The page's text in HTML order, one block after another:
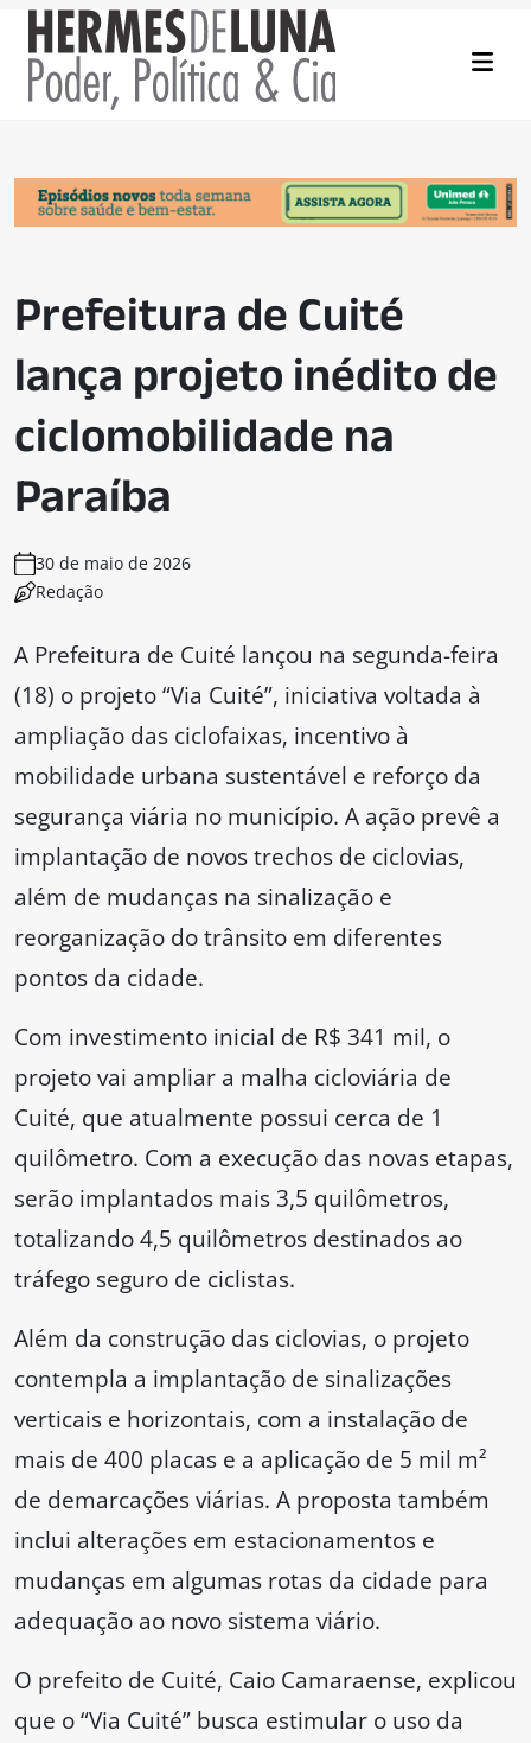
Prefeitura de Cuité
lança projeto inédito de
ciclomobilidade na
Paraíba
30 de maio de 2026
Redação
A Prefeitura de Cuité lançou na segunda-feira
(18) o projeto “Via Cuité”, iniciativa voltada à
ampliação das ciclofaixas, incentivo à
mobilidade urbana sustentável e reforço da
segurança viária no município. A ação prevê a
implantação de novos trechos de ciclovias,
além de mudanças na sinalização e
reorganização do trânsito em diferentes
pontos da cidade.
Com investimento inicial de R$ 341 mil, o
projeto vai ampliar a malha cicloviária de
Cuité, que atualmente possui cerca de 1
quilômetro. Com a execução das novas etapas,
serão implantados mais 3,5 quilômetros,
totalizando 4,5 quilômetros destinados ao
tráfego seguro de ciclistas.
Além da construção das ciclovias, o projeto
contempla a implantação de sinalizações
verticais e horizontais, com a instalação de
mais de 400 placas e a aplicação de 5 mil m²
de demarcações viárias. A proposta também
inclui alterações em estacionamentos e
mudanças em algumas rotas da cidade para
adequação ao novo sistema viário.
O prefeito de Cuité, Caio Camaraense, explicou
que o “Via Cuité” busca estimular o uso da